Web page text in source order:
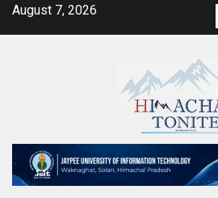
SkipAugust 7, 2026